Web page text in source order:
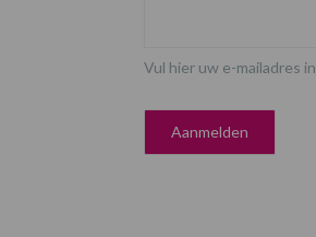
Vul hier uw e-mailadres in